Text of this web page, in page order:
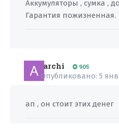
Аккумуляторы , сумка ,
Гарантия пожизненная.
archi 905
Опубликовано: 5
ап , он стоит этих денег